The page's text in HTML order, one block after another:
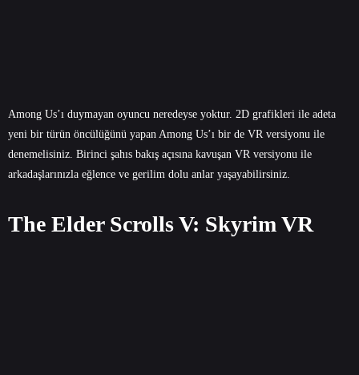
Among Us’ı duymayan oyuncu neredeyse yoktur. 2D grafikleri ile adeta
yeni bir türün öncülüğünü yapan Among Us’ı bir de VR versiyonu ile
denemelisiniz. Birinci şahıs bakış açısına kavuşan VR versiyonu ile
arkadaşlarınızla eğlence ve gerilim dolu anlar yaşayabilirsiniz.
The Elder Scrolls V: Skyrim VR